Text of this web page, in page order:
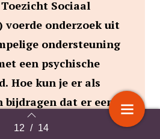
12 / 14
Sociaal
voerde onderzoek uit
ondersteuning
een psychische
Hoe kun je er als
bijdragen dat er een
voor hen is?